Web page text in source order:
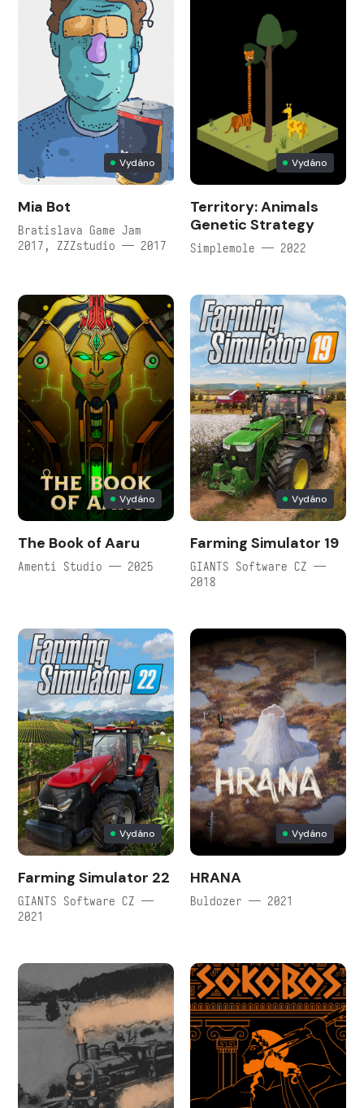
Vydáno
Mia Bot
Bratislava Game Jam
2017, ZZZstudio — 2017
Vydáno
Territory: Animals
Genetic Strategy
Simplemole — 2022
Vydáno
The Book of Aaru
Amenti Studio — 2025
Vydáno
Farming Simulator 19
GIANTS Software CZ —
2018
Vydáno
Farming Simulator 22
GIANTS Software CZ —
2021
Vydáno
HRANA
Buldozer — 2021